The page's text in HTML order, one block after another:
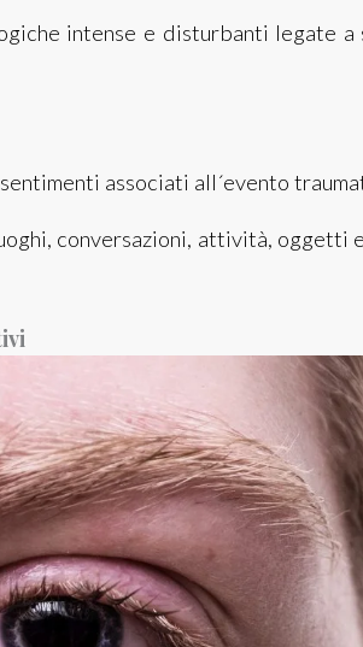
intense e disturbanti legate a
associati all´evento
conversazioni, attività, oggetti